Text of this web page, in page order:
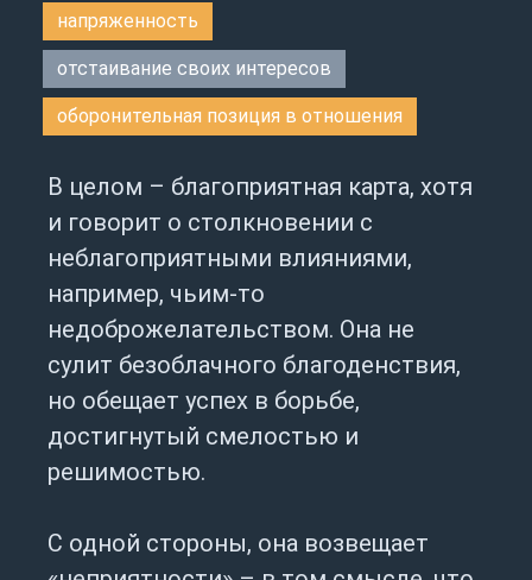
напряженность
отстаивание своих интересов
оборонительная позиция в отношения
В целом – благоприятная карта, хотя
и говорит о столкновении с
неблагоприятными влияниями,
например, чьим-то
недоброжелательством. Она не
сулит безоблачного благоденствия,
но обещает успех в борьбе,
достигнутый смелостью и
решимостью.
С одной стороны, она возвещает